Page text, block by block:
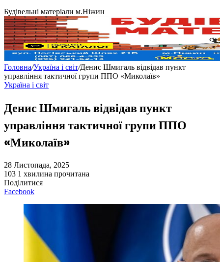
Будівельні матеріали м.Ніжин
Головна/Україна і світ/Денис Шмигаль відвідав пункт
управління тактичної групи ППО «Миколаїв»
Україна і світ
Денис Шмигаль відвідав пункт
управління тактичної групи ППО
«Миколаїв»
28 Листопада, 2025
103 1 хвилина прочитана
Поділитися
Facebook